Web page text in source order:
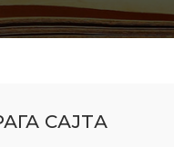
САЈТА